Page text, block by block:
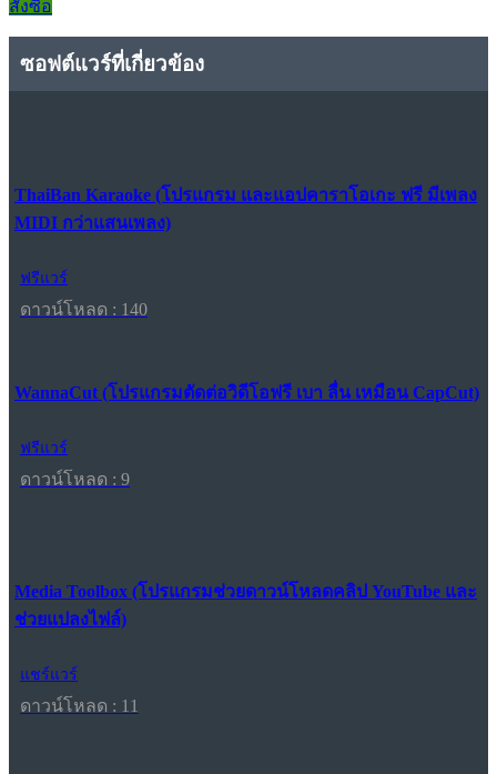
สั่งซื้อ
ซอฟต์แวร์ที่เกี่ยวข้อง
ThaiBan Karaoke (โปรแกรม และแอปคาราโอเกะ ฟรี มีเพลง
MIDI กว่าแสนเพลง)
ฟรีแวร์
ดาวน์โหลด : 140
WannaCut (โปรแกรมตัดต่อวิดีโอฟรี เบา ลื่น เหมือน CapCut)
ฟรีแวร์
ดาวน์โหลด : 9
Media Toolbox (โปรแกรมช่วยดาวน์โหลดคลิป YouTube และ
ช่วยแปลงไฟล์)
แชร์แวร์
ดาวน์โหลด : 11